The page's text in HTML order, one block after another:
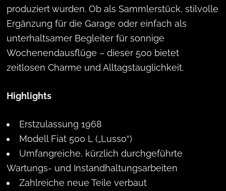
produziert wurden. Ob als Sammlerstück, stilvolle
Ergänzung für die Garage oder einfach als
unterhaltsamer Begleiter für sonnige
Wochenendausflüge – dieser 500 bietet
zeitlosen Charme und Alltagstauglichkeit.
Highlights
Erstzulassung 1968
Modell Fiat 500 L („Lusso“)
Umfangreiche, kürzlich durchgeführte
Wartungs- und Instandhaltungsarbeiten
Zahlreiche neue Teile verbaut